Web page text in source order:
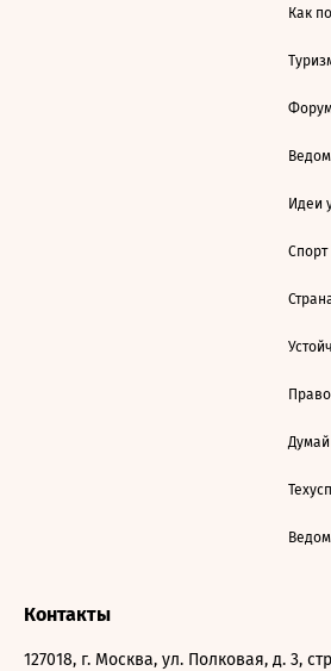
Как
Идеи
Спорт
Право
Думай
Контакты
127018, г. Москва, ул. Полковая, д. 3,